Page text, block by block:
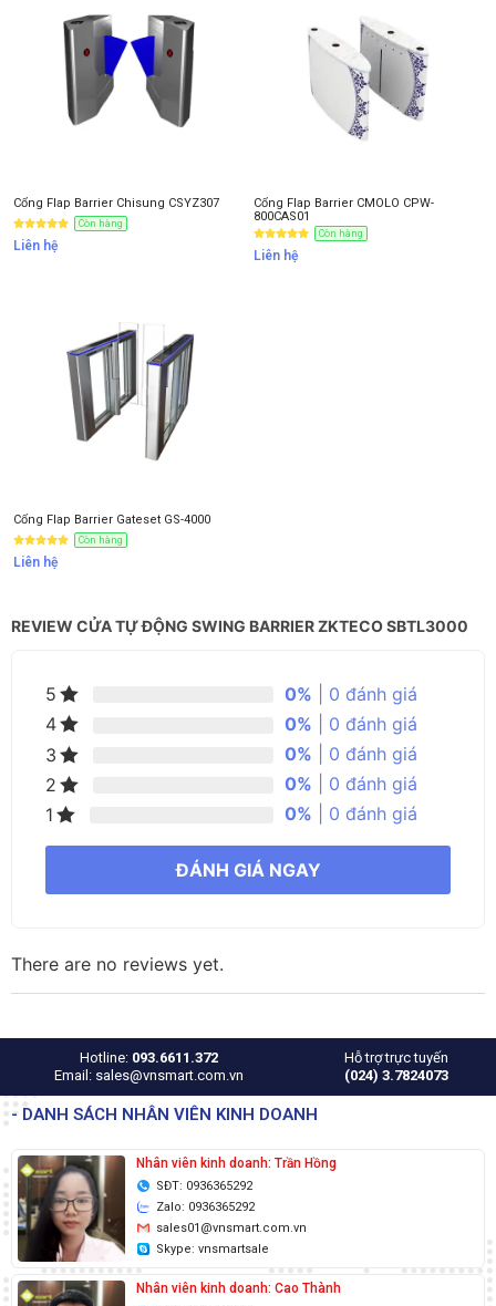
Cổng Flap Barrier Chisung CSYZ307
Còn hàng
Liên hệ
Cổng Flap Barrier CMOLO CPW-
800CAS01
Còn hàng
Liên hệ
Cổng Flap Barrier Gateset GS-4000
Còn hàng
Liên hệ
REVIEW CỬA TỰ ĐỘNG SWING BARRIER ZKTECO SBTL3000
5 0% | 0 đánh giá
4
0% | 0 đánh giá
3
0% | 0 đánh giá
2
0% | 0 đánh giá
1
0% | 0 đánh giá
ĐÁNH GIÁ NGAY
There are no reviews yet.
Hotline: 093.6611.372
Email: sales@vnsmart.com.vn
Hỗ trợ trực tuyến
(024) 3.7824073
- DANH SÁCH NHÂN VIÊN KINH DOANH
Nhân viên kinh doanh: Trần Hồng
SĐT: 0936365292
Zalo: 0936365292
sales01@vnsmart.com.vn
Skype: vnsmartsale
Nhân viên kinh doanh: Cao Thành
NHẬN BÁO GIÁ